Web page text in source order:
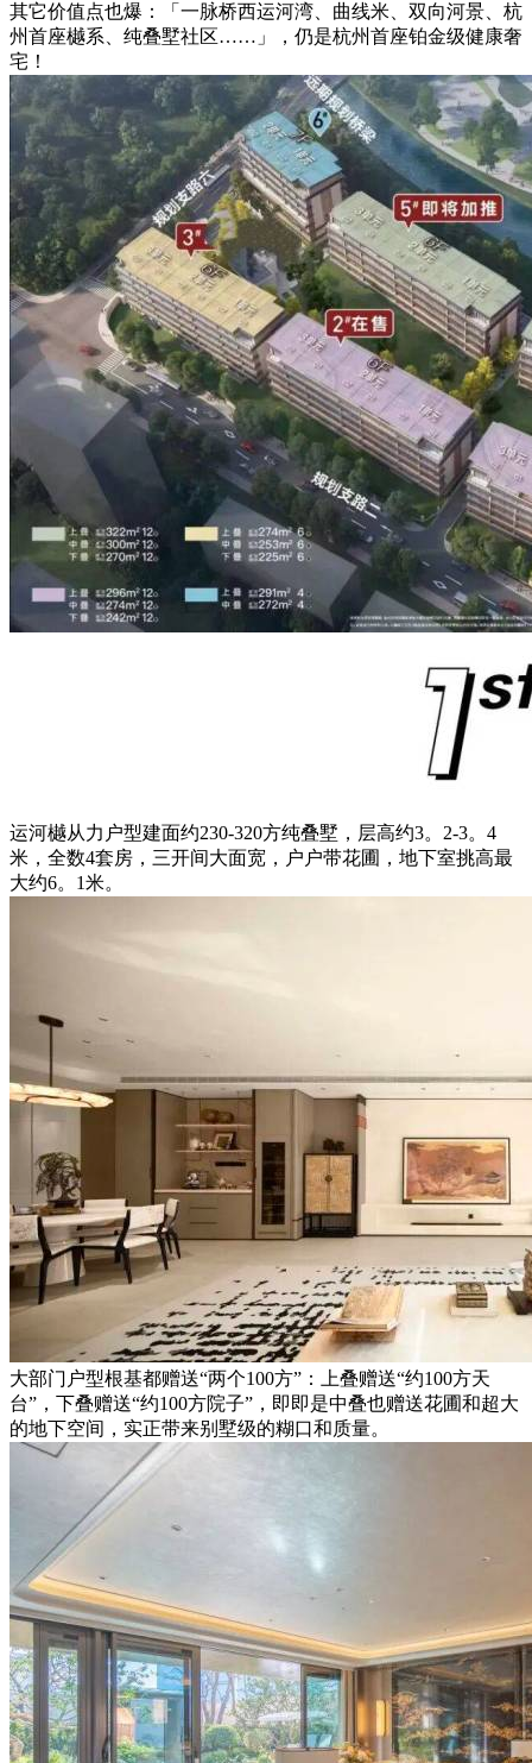
其它价值点也爆：「一脉桥西运河湾、曲线米、双向河景、杭
州首座樾系、纯叠墅社区……」，仍是杭州首座铂金级健康奢
宅！
运河樾从力户型建面约230-320方纯叠墅，层高约3。2-3。4
米，全数4套房，三开间大面宽，户户带花圃，地下室挑高最
大约6。1米。
大部门户型根基都赠送“两个100方”：上叠赠送“约100方天
台”，下叠赠送“约100方院子”，即即是中叠也赠送花圃和超大
的地下空间，实正带来别墅级的糊口和质量。